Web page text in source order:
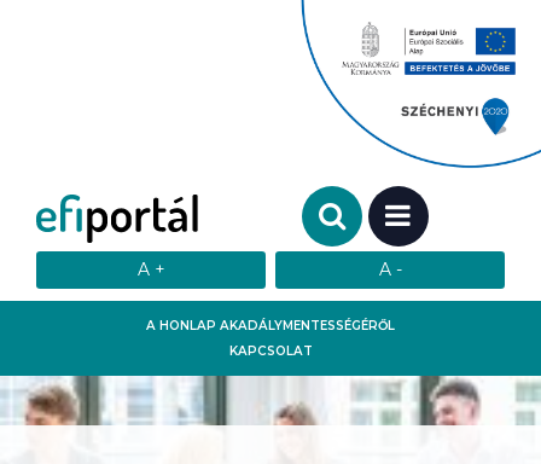
A HONLAP AKADÁLYMENTESSÉGÉRŐL
KAPCSOLAT
Keresendő szó:
MENÜ